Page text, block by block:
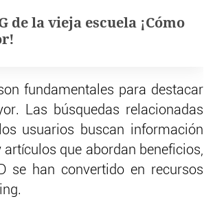
de la vieja escuela ¡Cómo
fundamentales para destacar
Las búsquedas relacionadas
usuarios buscan información
que abordan beneficios,
se han convertido en recursos